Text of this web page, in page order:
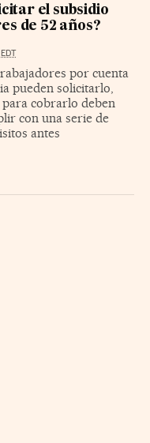
el subsidio
de 52 años?
EDT
por cuenta
pueden solicitarlo,
cobrarlo deben
con una serie de
antes